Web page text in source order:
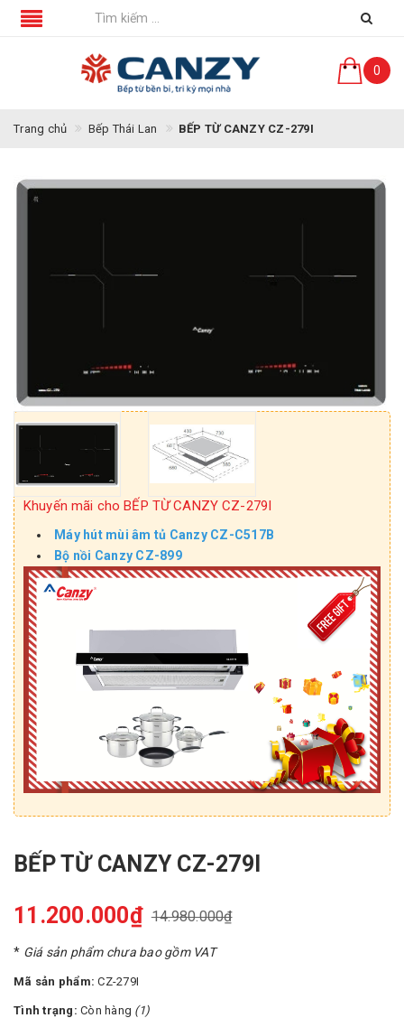
0
Trang chủ Bếp Thái Lan BẾP TỪ CANZY CZ-279I
Khuyến mãi cho BẾP TỪ CANZY CZ-279I
Máy hút mùi âm tủ Canzy CZ-C517B
Bộ nồi Canzy CZ-899
BẾP TỪ CANZY CZ-279I
11.200.000₫ 14.980.000₫
* Giá sản phẩm chưa bao gồm VAT
Mã sản phẩm:CZ-279I
Tình trạng: Còn hàng (1)